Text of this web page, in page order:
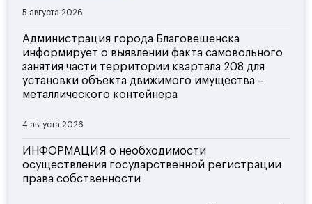
5 августа 2026
Администрация города Благовещенска
информирует о выявлении факта самовольного
занятия части территории квартала 208 для
установки объекта движимого имущества –
металлического контейнера
4 августа 2026
ИНФОРМАЦИЯ о необходимости
осуществления государственной регистрации
права собственности